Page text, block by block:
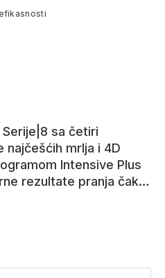
sa četiri
najčešćih mrlja i 4D
Intensive Plus
rezultate pranja čak i